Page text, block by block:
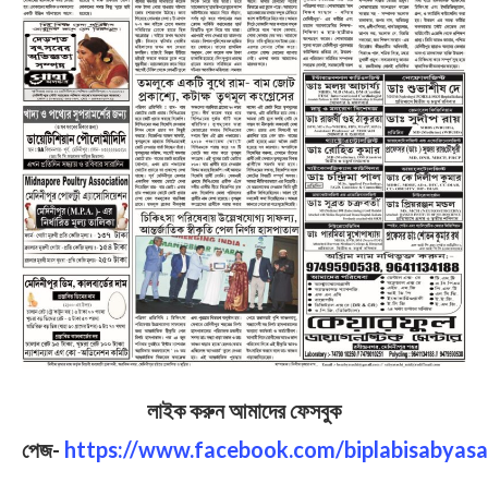
লাইক করুন আমাদের ফেসবুক
পেজ- https://www.facebook.com/